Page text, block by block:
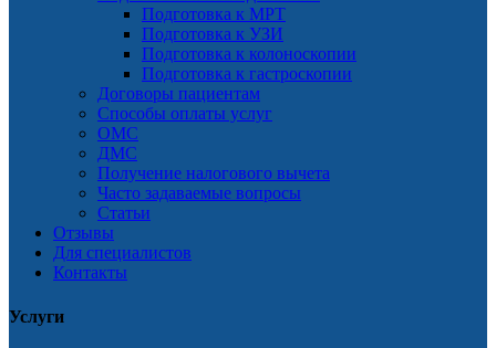
Подготовка к МРТ
Подготовка к УЗИ
Подготовка к колоноскопии
Подготовка к гастроскопии
Договоры пациентам
Способы оплаты услуг
ОМС
ДМС
Получение налогового вычета
Часто задаваемые вопросы
Статьи
Отзывы
Для специалистов
Контакты
Услуги